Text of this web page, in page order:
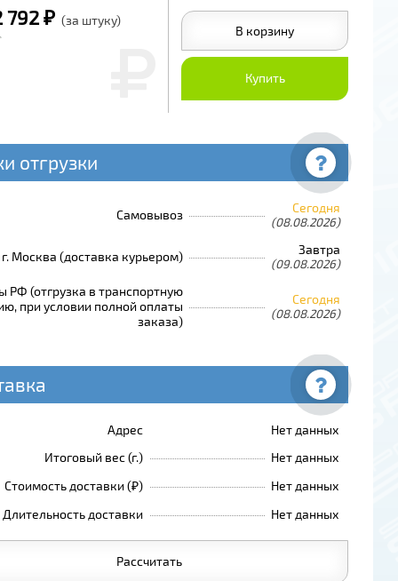
792 ₽ (за штуку)
В корзину
Купить
отгрузки
Самовывоз Сегодня
(08.08.2026)
г. Москва (доставка курьером) Завтра
(09.08.2026)
РФ (отгрузка в транспортную
при условии полной оплаты
заказа)
Сегодня
(08.08.2026)
Адрес
Нет данных
Итоговый вес (г.)
Нет данных
Стоимость доставки (₽)
Нет данных
Длительность доставки
Нет данных
Рассчитать